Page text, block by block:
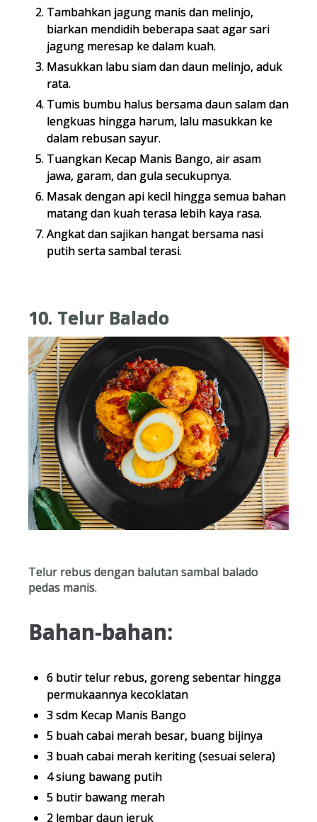
Tambahkan jagung manis dan melinjo,
biarkan mendidih beberapa saat agar sari
jagung meresap ke dalam kuah.
Masukkan labu siam dan daun melinjo, aduk
rata.
Tumis bumbu halus bersama daun salam dan
lengkuas hingga harum, lalu masukkan ke
dalam rebusan sayur.
Tuangkan Kecap Manis Bango, air asam
jawa, garam, dan gula secukupnya.
Masak dengan api kecil hingga semua bahan
matang dan kuah terasa lebih kaya rasa.
Angkat dan sajikan hangat bersama nasi
putih serta sambal terasi.
10. Telur Balado
Telur rebus dengan balutan sambal balado
pedas manis.
Bahan-bahan:
6 butir telur rebus, goreng sebentar hingga
permukaannya kecoklatan
3 sdm Kecap Manis Bango
5 buah cabai merah besar, buang bijinya
3 buah cabai merah keriting (sesuai selera)
4 siung bawang putih
5 butir bawang merah
2 lembar daun jeruk